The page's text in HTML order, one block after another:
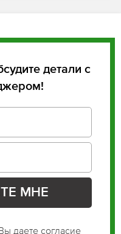
детали с
даете согласие